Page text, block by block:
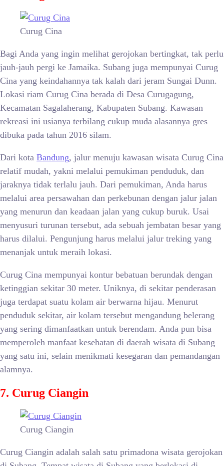
Curug Cina
Bagi Anda yang ingin melihat gerojokan bertingkat, tak perlu
jauh-jauh pergi ke Jamaika. Subang juga mempunyai Curug
Cina yang keindahannya tak kalah dari jeram Sungai Dunn.
Lokasi riam Curug Cina berada di Desa Curugagung,
Kecamatan Sagalaherang, Kabupaten Subang. Kawasan
rekreasi ini usianya terbilang cukup muda alasannya gres
dibuka pada tahun 2016 silam.
Dari kota Bandung, jalur menuju kawasan wisata Curug Cina
relatif mudah, yakni melalui pemukiman penduduk, dan
jaraknya tidak terlalu jauh. Dari pemukiman, Anda harus
melalui area persawahan dan perkebunan dengan jalur jalan
yang menurun dan keadaan jalan yang cukup buruk. Usai
menyusuri turunan tersebut, ada sebuah jembatan besar yang
harus dilalui. Pengunjung harus melalui jalur treking yang
menanjak untuk meraih lokasi.
Curug Cina mempunyai kontur bebatuan berundak dengan
ketinggian sekitar 30 meter. Uniknya, di sekitar penderasan
juga terdapat suatu kolam air berwarna hijau. Menurut
penduduk sekitar, air kolam tersebut mengandung belerang
yang sering dimanfaatkan untuk berendam. Anda pun bisa
memperoleh manfaat kesehatan di daerah wisata di Subang
yang satu ini, selain menikmati kesegaran dan pemandangan
alamnya.
7. Curug Ciangin
Curug Ciangin
Curug Ciangin adalah salah satu primadona wisata gerojokan